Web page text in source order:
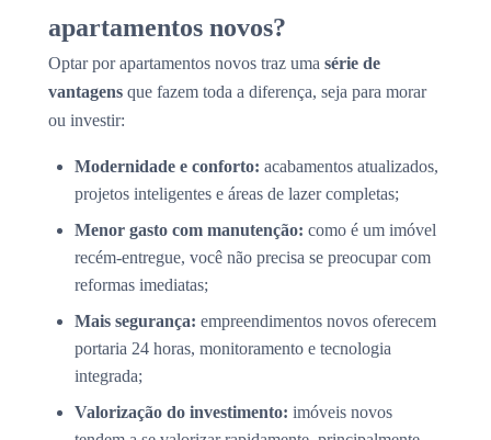
apartamentos novos?
Optar por apartamentos novos traz uma série de
vantagens que fazem toda a diferença, seja para morar
ou investir:
Modernidade e conforto: acabamentos atualizados,
projetos inteligentes e áreas de lazer completas;
Menor gasto com manutenção: como é um imóvel
recém-entregue, você não precisa se preocupar com
reformas imediatas;
Mais segurança: empreendimentos novos oferecem
portaria 24 horas, monitoramento e tecnologia
integrada;
Valorização do investimento: imóveis novos